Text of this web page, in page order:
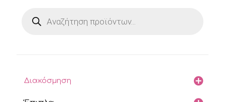
search
Διακόσμηση